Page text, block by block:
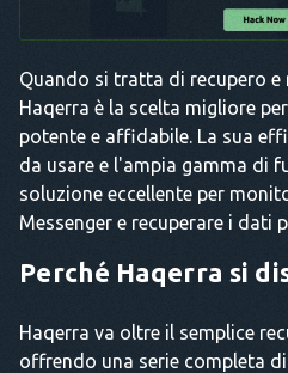
Quando si tratta di recupero
Haqerra è la scelta migliore
potente e affidabile. La sua
da usare e l'ampia gamma di
soluzione eccellente per
Messenger e recuperare i dati
Perché Haqerra si
Haqerra va oltre il semplice
offrendo una serie completa